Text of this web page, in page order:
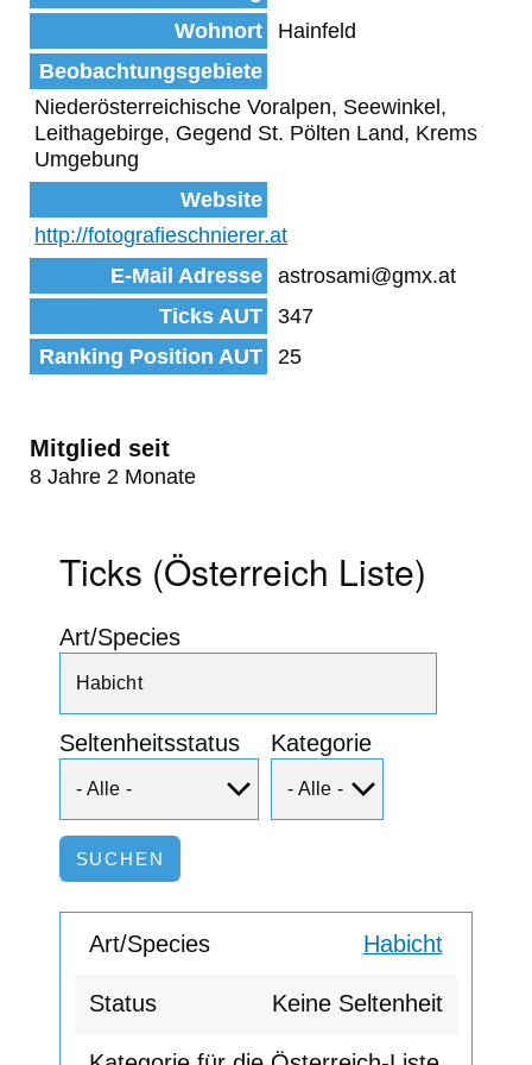
Wohnort
Hainfeld
Beobachtungsgebiete
Niederösterreichische Voralpen, Seewinkel,
Leithagebirge, Gegend St. Pölten Land, Krems
Umgebung
Website
http://fotografieschnierer.at
E-Mail Adresse
astrosami@gmx.at
Ticks AUT
347
Ranking Position AUT
25
Mitglied seit
8 Jahre 2 Monate
Ticks (Österreich Liste)
Art/Species
Seltenheitsstatus Kategorie
Habicht
Keine Seltenheit